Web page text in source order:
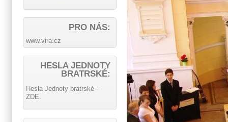
PRO NÁS:
www.vira.cz
HESLA JEDNOTY
BRATRSKÉ:
Hesla Jednoty bratrské -
ZDE.